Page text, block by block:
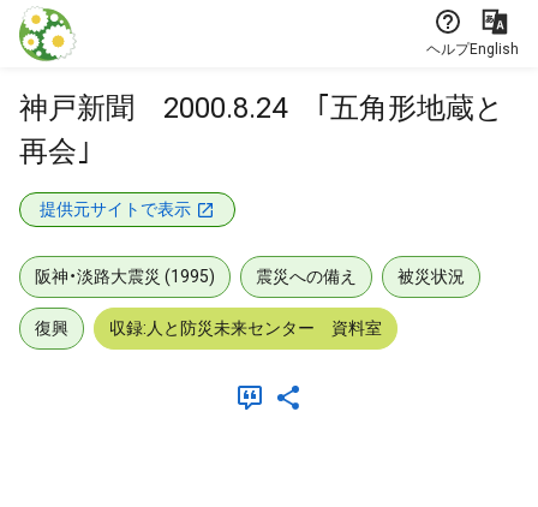
本文に飛ぶ
ヘルプEnglish
神戸新聞 2000.8.24 ｢五角形地蔵と
再会｣
提供元サイトで表示
阪神・淡路大震災 (1995) 震災への備え 被災状況
復興 収録:人と防災未来センター 資料室